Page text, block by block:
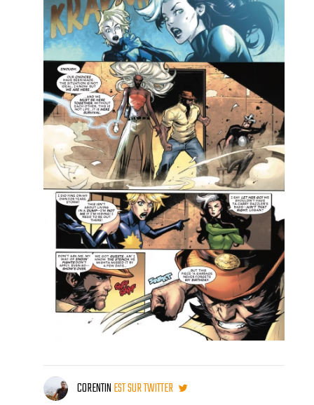
CORENTINEST SUR TWITTER